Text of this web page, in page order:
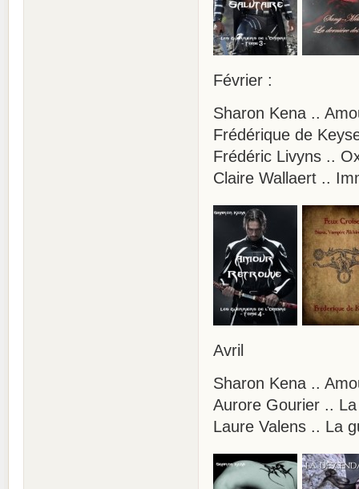
Février :
Sharon Kena ..
Frédérique de
Frédéric Livyns ..
Claire Wallaert ..
Avril
Sharon Kena ..
Aurore Gourier ..
Laure Valens .. La